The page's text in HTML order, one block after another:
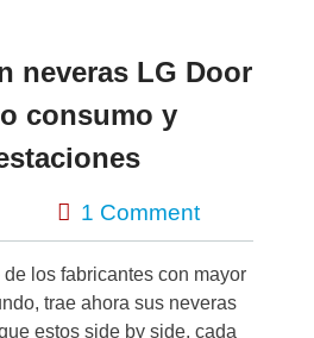
neveras LG Door
consumo y
1 Comment
los fabricantes con mayor
trae ahora sus neveras
estos side by side, cada